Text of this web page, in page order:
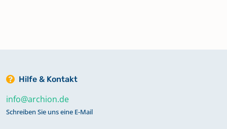
Hilfe & Kontakt
info@archion.de
Schreiben Sie uns eine E-Mail